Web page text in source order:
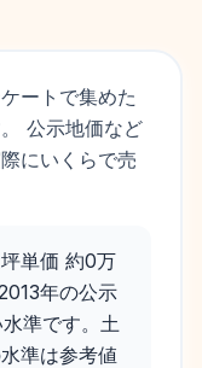
ートで集めた
。 公示地価など
にいくらで売
単価 約0万
年の公示
準です。土
準は参考値